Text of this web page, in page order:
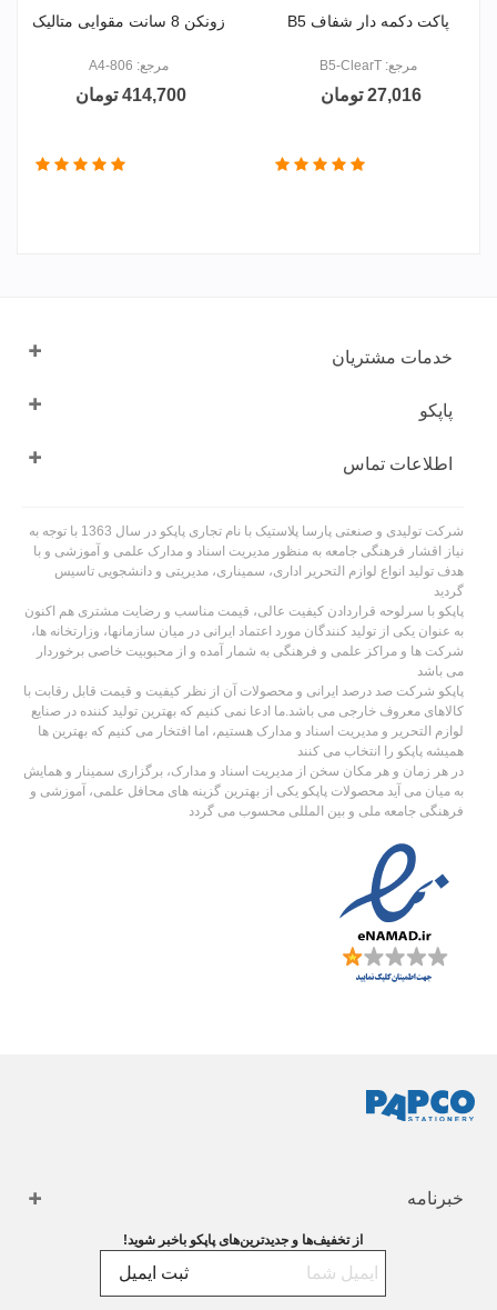
پاکت دکمه دار شفاف B5
مرجع: B5-ClearT
27,016 تومان
زونکن 8 سانت مقوایی متالیک
مرجع: 806-A4
414,700 تومان
خدمات مشتریان
پاپکو
اطلاعات تماس
شرکت تولیدی و صنعتی پارسا پلاستیک با نام تجاری پاپکو در سال 1363 با توجه به
نیاز اقشار فرهنگی جامعه به منظور مدیریت اسناد و مدارک علمی و آموزشی و با
هدف تولید انواع لوازم التحریر اداری، سمیناری، مدیریتی و دانشجویی تاسیس
گردید
پاپکو با سرلوحه قراردادن کیفیت عالی، قیمت مناسب و رضایت مشتری هم اکنون
به عنوان یکی از تولید کنندگان مورد اعتماد ایرانی در میان سازمانها، وزارتخانه ها،
شرکت ها و مراکز علمی و فرهنگی به شمار آمده و از محبوبیت خاصی برخوردار
می باشد
پاپکو شرکت صد درصد ایرانی و محصولات آن از نظر کیفیت و قیمت قابل رقابت با
کالاهای معروف خارجی می باشد.ما ادعا نمی کنیم که بهترین تولید کننده در صنایع
لوازم التحریر و مدیریت اسناد و مدارک هستیم، اما افتخار می کنیم که بهترین ها
همیشه پاپکو را انتخاب می کنند
در هر زمان و هر مکان سخن از مدیریت اسناد و مدارک، برگزاری سمینار و همایش
به میان می آید محصولات پاپکو یکی از بهترین گزینه های محافل علمی، آموزشی و
فرهنگی جامعه ملی و بین المللی محسوب می گردد
خبرنامه
از تخفیف‌ها و جدیدترین‌های پاپکو باخبر شوید!
ثبت ایمیل